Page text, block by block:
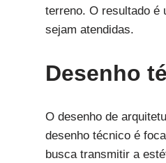
terreno. O resultado é
sejam atendidas.
Desenho
O desenho de
desenho técnico é
busca transmitir a